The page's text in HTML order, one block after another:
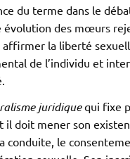
du terme dans le
évolution des mœurs
affirmer la liberté
de l’individu et
juridiquequi fixe
il doit mener son
conduite, le